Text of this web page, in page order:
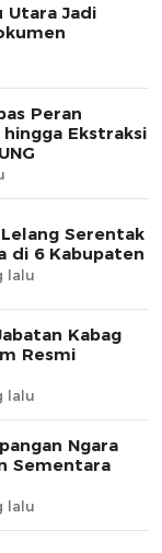
Utara Jadi
Peran
Ekstraksi
Serentak
di 6 Kabupaten
lalu
Kabag
Resmi
lalu
Ngara
Sementara
lalu